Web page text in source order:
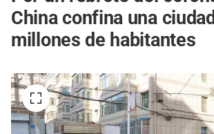
China confina una
millones de habitantes